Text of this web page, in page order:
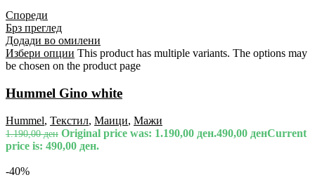
Спореди
Брз преглед
Додади во омилени
Избери опции This product has multiple variants. The options may
be chosen on the product page
Hummel Gino white
Hummel, Текстил, Маици, Мажи
1.190,00ден Original price was: 1.190,00 ден.490,00 денCurrent
price is: 490,00 ден.
-40%